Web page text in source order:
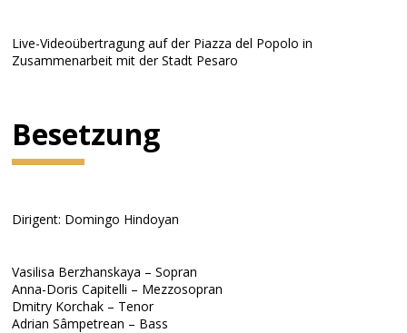
Live-Videoübertragung auf der Piazza del Popolo in
Zusammenarbeit mit der Stadt Pesaro
Besetzung
Dirigent: Domingo Hindoyan
Vasilisa Berzhanskaya – Sopran
Anna-Doris Capitelli – Mezzosopran
Dmitry Korchak – Tenor
Adrian Sâmpetrean – Bass